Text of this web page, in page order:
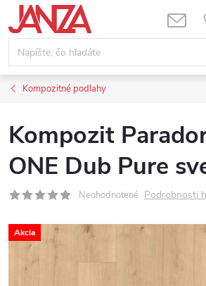
Prejsť na obsah
Kompozitné podlahy
Kompozit
ONE Dub Pure
Neohodnotené Podrobnosti
Akcia